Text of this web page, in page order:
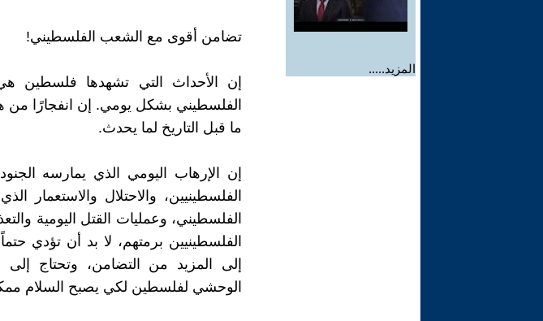
المزيد.....
تضامن أقوى مع الشعب الفلسطيني!
إن الأحداث التي تشهدها فلسطين
الفلسطيني بشكل يومي. إن انفجارًا من
ما قبل التاريخ لما يحدث.
إن الإرهاب اليومي الذي يمارسه
الفلسطينيين، والاحتلال والاستعمار
الفلسطيني، وعمليات القتل اليومية
الفلسطينيين برمتهم، لا بد أن تؤدي
إلى المزيد من التضامن، وتحتاج
الوحشي لفلسطين لكي يصبح السلام